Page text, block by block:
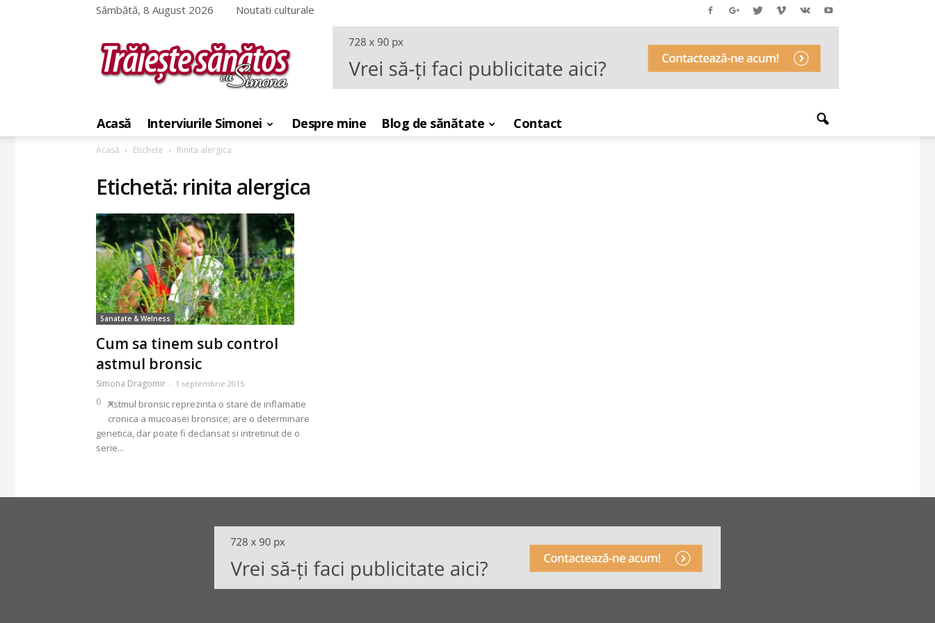
Sâmbătă, 8 August 2026 Noutati culturale
sanatos
Simona
Acasă Interviurile Simonei Despre mine Blog de sănătate Contact
Acasă Etichete Rinita alergica
Etichetă: rinita alergica
Sanatate & Welness
Cum sa tinem sub control
astmul bronsic
Simona Dragomir - 1 septembrie 2015
0 Astmul bronsic reprezinta o stare de inflamatie
cronica a mucoasei bronsice; are o determinare
genetica, dar poate fi declansat si intretinut de o
serie...